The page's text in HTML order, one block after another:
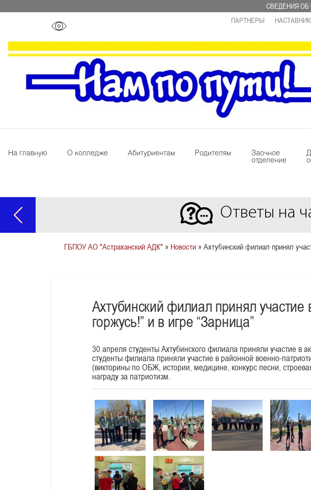
СВЕДЕНИЯ ОБ
ПАРТНЕРЫ
На главную О колледже Абитуриентам Родителям
Заочное
отделение
Ответы на
ГБПОУ АО "Астраханский АДК" » Новости» Ахтубинский филиал принял
Ахтубинский филиал принял
горжусь!” и в игре “Зарница”
30 апреля студенты Ахтубинского филиала приняли участие в
студенты филиала приняли участие в районной военно-
(викторины по ОБЖ, истории, медицине, конкурс песни,
награду за патриотизм.